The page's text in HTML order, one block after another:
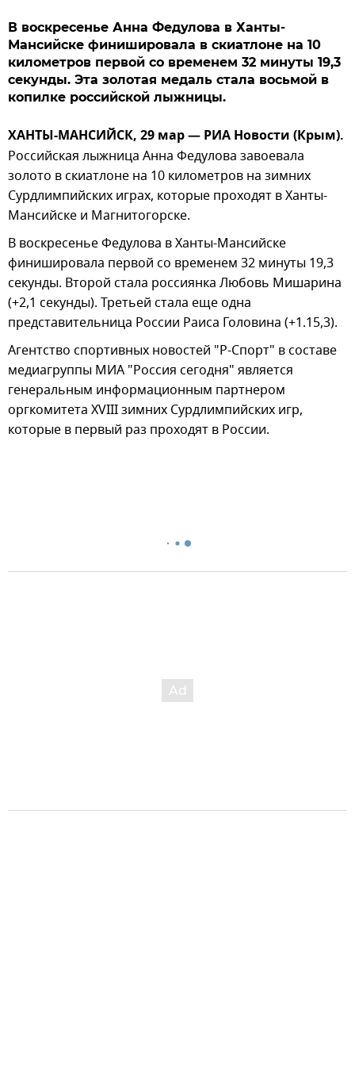
В воскресенье Анна Федулова в Ханты-
Мансийске финишировала в скиатлоне на 10
километров первой со временем 32 минуты 19,3
секунды. Эта золотая медаль стала восьмой в
копилке российской лыжницы.
ХАНТЫ-МАНСИЙСК, 29 мар — РИА Новости (Крым).
Российская лыжница Анна Федулова завоевала
золото в скиатлоне на 10 километров на зимних
Сурдлимпийских играх, которые проходят в Ханты-
Мансийске и Магнитогорске.
В воскресенье Федулова в Ханты-Мансийске
финишировала первой со временем 32 минуты 19,3
секунды. Второй стала россиянка Любовь Мишарина
(+2,1 секунды). Третьей стала еще одна
представительница России Раиса Головина (+1.15,3).
Агентство спортивных новостей "Р-Спорт" в составе
медиагруппы МИА "Россия сегодня" является
генеральным информационным партнером
оргкомитета ХVIII зимних Сурдлимпийских игр,
которые в первый раз проходят в России.